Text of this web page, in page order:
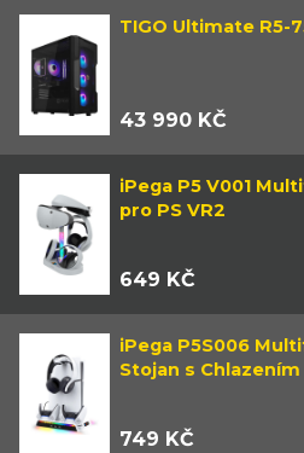
TIGO Ultimate R5-
43 990 KČ
iPega P5 V001
pro PS VR2
649 KČ
iPega P5S006
Stojan s
749 KČ